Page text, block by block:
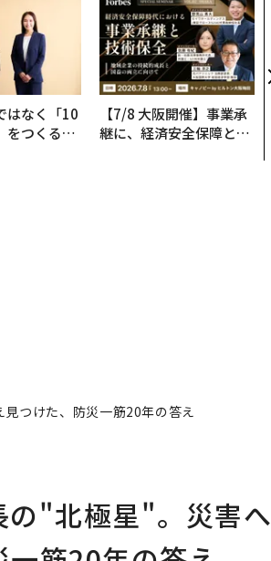
はなく「10
をつくる─
【7/8 大阪開催】事業承
継に、経済安全保障とい
つけた、防災一筋20年の答え
の"北極星"。災害へ